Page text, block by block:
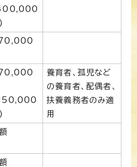
養育者、孤児など
の養育者、配偶者、
扶養義務者のみ適
用